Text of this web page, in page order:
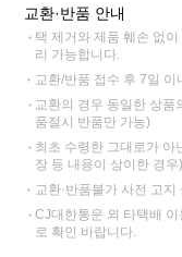
교환·반품 안내
택 제거와 제품 훼손 없
리 가능합니다.
교환/반품 접수 후 7일
교환의 경우 동일한 상품
품절시 반품만 가능)
최초 수령한 그대로가 아
장 등 내용이 상이한 경
교환·반품불가 사전 고
CJ대한통운 외 타택배
로 확인 바랍니다.